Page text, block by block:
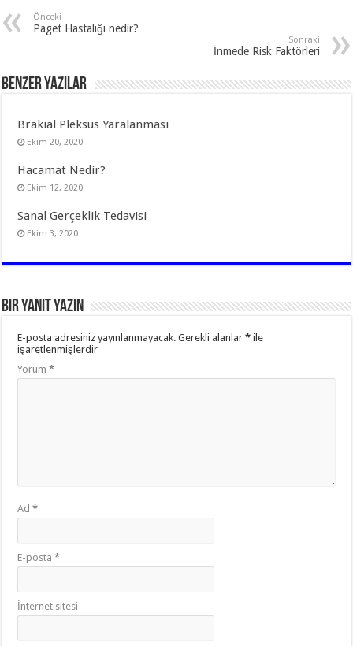
Önceki
Paget Hastalığı nedir?
Sonraki
İnmede Risk Faktörleri
Benzer Yazılar
Brakial Pleksus Yaralanması
Ekim 20, 2020
Hacamat Nedir?
Ekim 12, 2020
Sanal Gerçeklik Tedavisi
Ekim 3, 2020
Bir yanıt yazın
E-posta adresiniz yayınlanmayacak. Gerekli alanlar* ile
işaretlenmişlerdir
Yorum*
Ad*
E-posta*
İnternet sitesi